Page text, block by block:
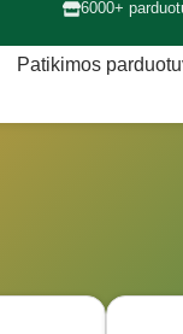
6000+
Patikimos